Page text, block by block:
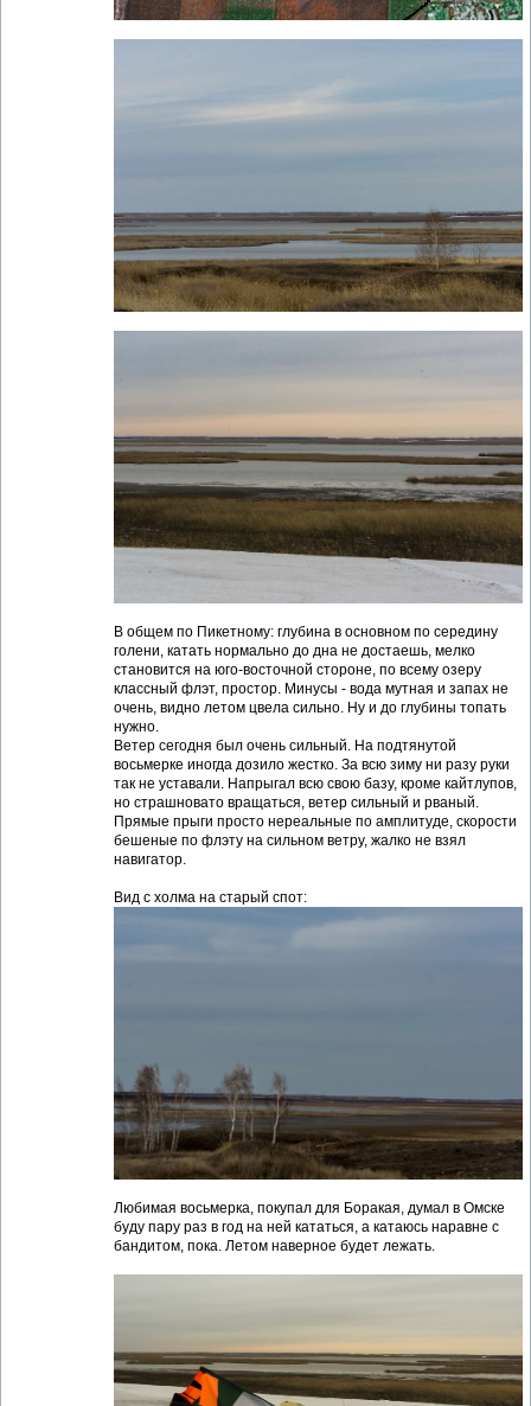
В общем по Пикетному: глубина в основном по середину
голени, катать нормально до дна не достаешь, мелко
становится на юго-восточной стороне, по всему озеру
классный флэт, простор. Минусы - вода мутная и запах не
очень, видно летом цвела сильно. Ну и до глубины топать
нужно.
Ветер сегодня был очень сильный. На подтянутой
восьмерке иногда дозило жестко. За всю зиму ни разу руки
так не уставали. Напрыгал всю свою базу, кроме кайтлупов,
но страшновато вращаться, ветер сильный и рваный.
Прямые прыги просто нереальные по амплитуде, скорости
бешеные по флэту на сильном ветру, жалко не взял
навигатор.
Вид с холма на старый спот:
Любимая восьмерка, покупал для Боракая, думал в Омске
буду пару раз в год на ней кататься, а катаюсь наравне с
бандитом, пока. Летом наверное будет лежать.